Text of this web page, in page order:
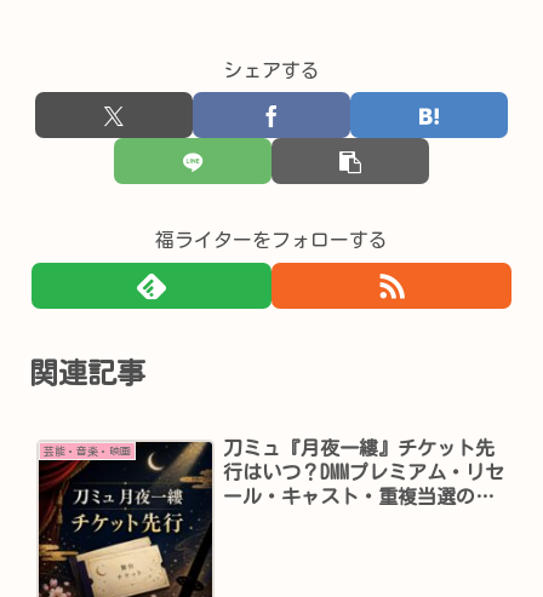
シェアする
福ライターをフォローする
関連記事
芸能・音楽・映画
刀ミュ『月夜一縷』チケット先
行はいつ？DMMプレミアム・リセ
ール・キャスト・重複当選の注